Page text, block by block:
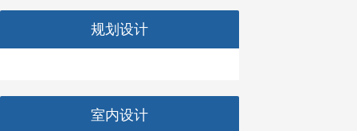
规划设计
室内设计